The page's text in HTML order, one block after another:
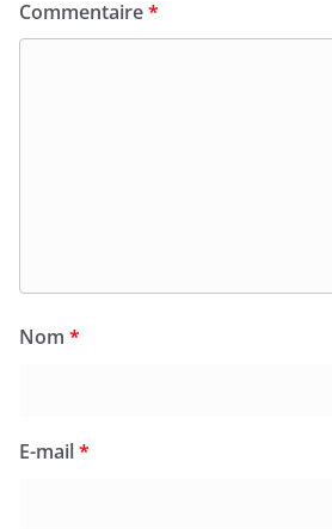
Commentaire*
Nom *
E-mail*